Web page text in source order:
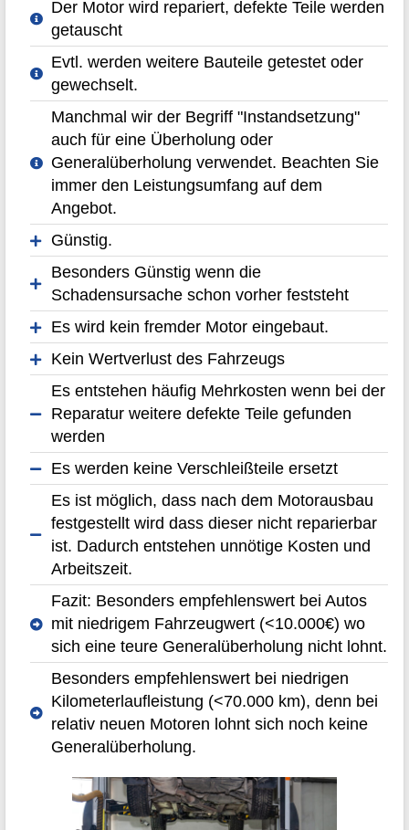
Der Motor wird repariert, defekte Teile werden
getauscht
Evtl. werden weitere Bauteile getestet oder
gewechselt.
Manchmal wir der Begriff "Instandsetzung"
auch für eine Überholung oder
Generalüberholung verwendet. Beachten Sie
immer den Leistungsumfang auf dem
Angebot.
Günstig.
Besonders Günstig wenn die
Schadensursache schon vorher feststeht
Es wird kein fremder Motor eingebaut.
Kein Wertverlust des Fahrzeugs
Es entstehen häufig Mehrkosten wenn bei der
Reparatur weitere defekte Teile gefunden
werden
Es werden keine Verschleißteile ersetzt
Es ist möglich, dass nach dem Motorausbau
festgestellt wird dass dieser nicht reparierbar
ist. Dadurch entstehen unnötige Kosten und
Arbeitszeit.
Fazit: Besonders empfehlenswert bei Autos
mit niedrigem Fahrzeugwert (<10.000€) wo
sich eine teure Generalüberholung nicht lohnt.
Besonders empfehlenswert bei niedrigen
Kilometerlaufleistung (<70.000 km), denn bei
relativ neuen Motoren lohnt sich noch keine
Generalüberholung.